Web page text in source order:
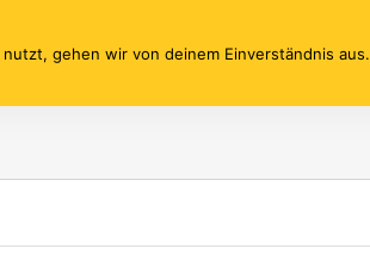
gehen wir von deinem Einverständnis aus.